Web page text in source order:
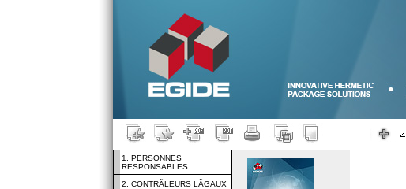
1. PERSONNES
RESPONSABLES
2. CONTRÃLEURS LÃGAUX